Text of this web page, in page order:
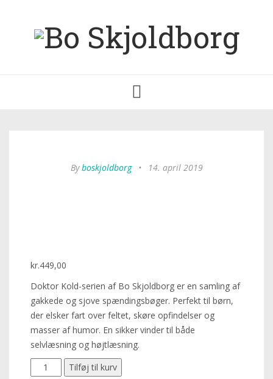
navigation
Byboskjoldborg • 14. april 2019
kr.449,00
Doktor Kold-serien af Bo Skjoldborg er en samling af
gakkede og sjove spændingsbøger. Perfekt til børn,
der elsker fart over feltet, skøre opfindelser og
masser af humor. En sikker vinder til både
selvlæsning og højtlæsning.
Tilføj til kurv